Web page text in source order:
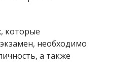
которые
необходимо
а также